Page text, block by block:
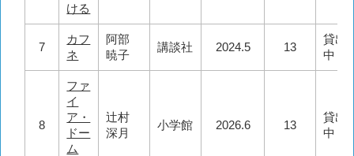
ける
7
カフ
ネ
阿部
暁子
講談社 2024.5 13
貸出
中
8
ファ
イ
ア・
ドー
ム
辻村
深月
小学館 2026.6 13
貸出
中